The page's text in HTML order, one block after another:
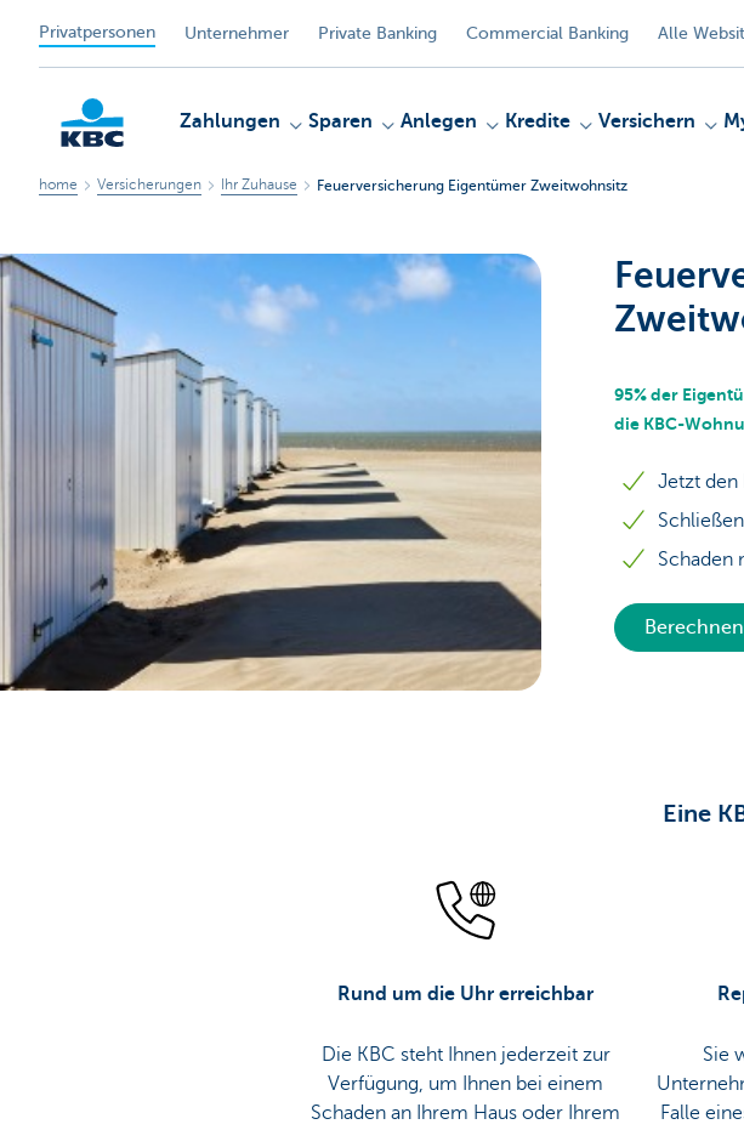
Privatpersonen Unternehmer Private Banking Commercial Banking Alle
KBC
Particulieren
Zahlungen Sparen Anlegen Kredite Versichern
home Versicherungen Ihr Zuhause Feuerversicherung Eigentümer Zweitwohnsitz
95% der
die KBC-
Jetzt den
Schaden
Eine
Rund um die Uhr erreichbar
Die KBC steht Ihnen jederzeit zur
Verfügung, um Ihnen bei einem
Schaden an Ihrem Haus oder Ihrem
Sie
Falle